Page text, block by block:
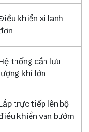
khiển xi lanh
Hệ thống cần lưu
lượng khí lớn
Lắp trực tiếp lên bộ
khiển van bướm